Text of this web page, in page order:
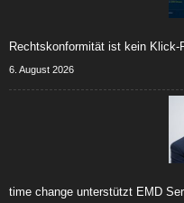
Rechtskonformität ist kein Klick-
6. August 2026
time change unterstützt EMD